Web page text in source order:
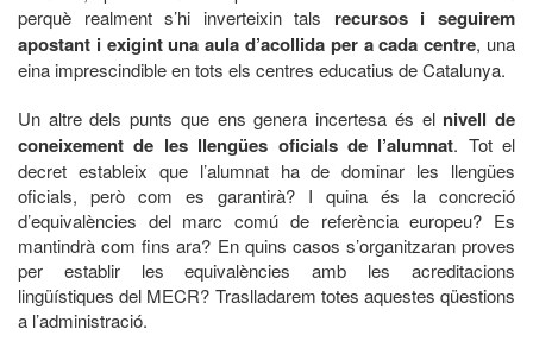
perquè realment s’hi inverteixin tals recursos i seguirem
apostant i exigint una aula d’acollida per a cada centre, una
eina imprescindible en tots els centres educatius de Catalunya.
Un altre dels punts que ens genera incertesa és el nivell de
coneixement de les llengües oficials de l’alumnat. Tot el
decret estableix que l’alumnat ha de dominar les llengües
oficials, però com es garantirà? I quina és la concreció
d’equivalències del marc comú de referència europeu? Es
mantindrà com fins ara? En quins casos s’organitzaran proves
per establir les equivalències amb les acreditacions
lingüístiques del MECR? Traslladarem totes aquestes qüestions
a l’administració.